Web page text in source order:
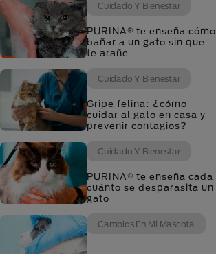
Cuidado Y Bienestar
PURINA® te enseña cómo
bañar a un gato sin que
te arañe
Cuidado Y Bienestar
Gripe felina: ¿cómo
cuidar al gato en casa y
prevenir contagios?
Cuidado Y Bienestar
PURINA® te enseña cada
cuánto se desparasita un
gato
Cambios En Mi Mascota